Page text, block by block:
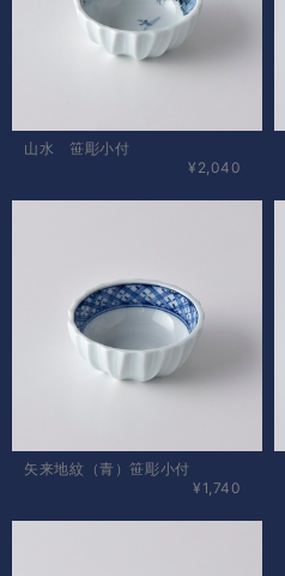
山水 笹彫小付
¥2,040
矢来地紋（青）笹彫小付
¥1,740